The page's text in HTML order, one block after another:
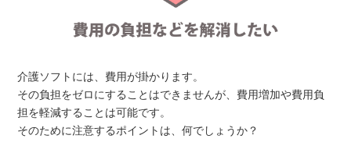
介護ソフトには、費用が掛かります。
その負担をゼロにすることはできませんが、費用増加や費用負
担を軽減することは可能です。
そのために注意するポイントは、何でしょうか？